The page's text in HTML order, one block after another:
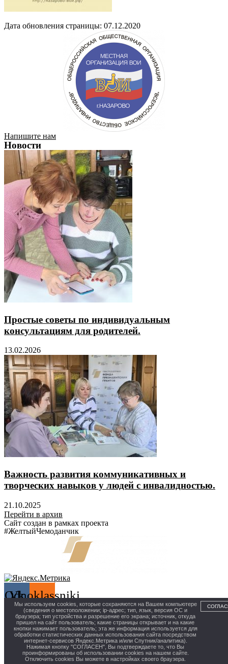
Дата обновления страницы: 07.12.2020
Напишите нам
Новости
Простые советы по индивидуальным
консультациям для родителей.
13.02.2026
Важность развития коммуникативных и
творческих навыков у людей с инвалидностью.
21.10.2025
Перейти в архив
Сайт создан в рамках проекта
#ЖелтыйЧемоданчик
Vk
Odnoklassniki
Политика конфиденциальности
12+
Мы используем cookies, которые сохраняются на Вашем компьютере
(сведения о местоположении; ip-адрес; тип, язык, версия ОС и
браузера; тип устройства и разрешение его экрана; источник, откуда
пришел на сайт пользователь; какие страницы открывает и на какие
кнопки нажимает пользователь; эта же информация используется для
обработки статистических данных использования сайта посредством
интернет-сервисов Яндекс.Метрика и/или Спутник/аналитика).
Нажимая кнопку "СОГЛАСЕН", Вы подтверждаете то, что Вы
проинформированы об использовании cookies на нашем сайте.
Отключить cookies Вы можете в настройках своего браузера.